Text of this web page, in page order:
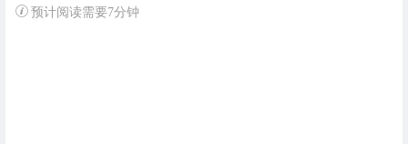
预计阅读需要7分钟